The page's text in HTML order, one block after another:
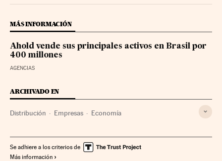
MÁS INFORMACIÓN
Ahold vende sus principales activos en Brasil por
400 millones
AGENCIAS
ARCHIVADO EN
Distribución Empresas Economía
Se adhiere a los criterios de
Más información